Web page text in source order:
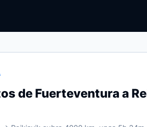
de Fuerteventura a